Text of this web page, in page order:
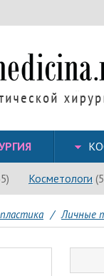
Косметологи
/ Личные